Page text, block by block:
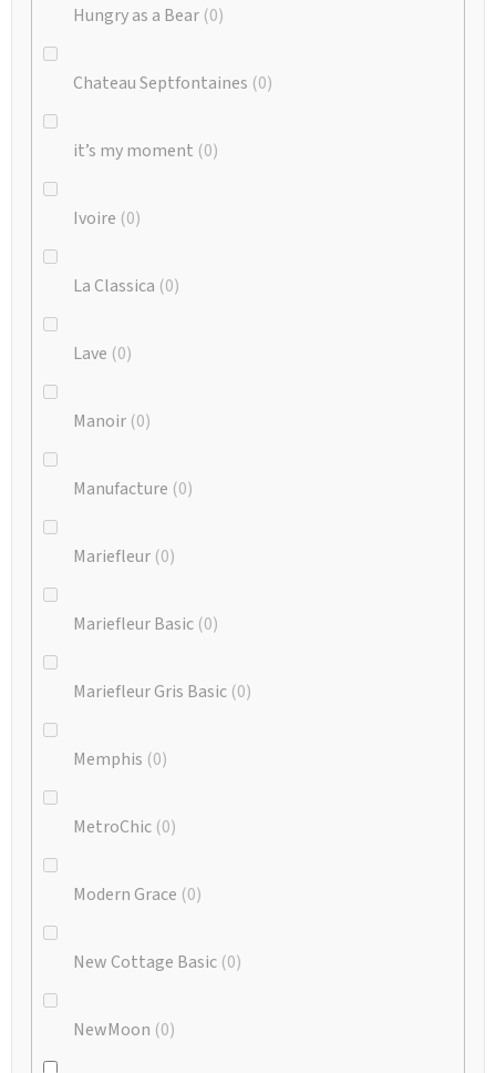
Hungry as a Bear 0
Chateau Septfontaines 0
it’s my moment 0
Ivoire 0
La Classica 0
Lave 0
Manoir 0
Manufacture 0
Mariefleur 0
Mariefleur Basic 0
Mariefleur Gris Basic 0
Memphis 0
MetroChic 0
Modern Grace 0
New Cottage Basic 0
NewMoon 0